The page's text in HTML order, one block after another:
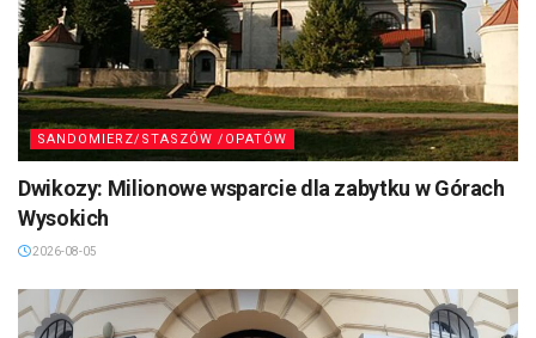
SANDOMIERZ/STASZÓW /OPATÓW
Dwikozy: Milionowe wsparcie dla zabytku w Górach
Wysokich
2026-08-05